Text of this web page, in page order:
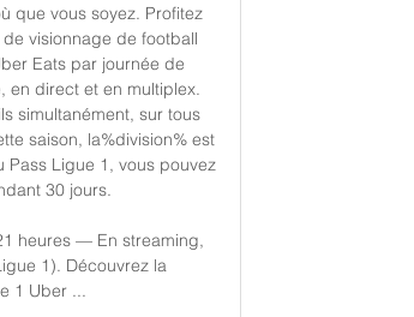
que vous soyez. Profitez
visionnage de football
Eats par journée de
en direct et en multiplex.
simultanément, sur tous
saison, la%division% est
Pass Ligue 1, vous pouvez
30 jours.
heures — En streaming,
1). Découvrez la
1 Uber ...